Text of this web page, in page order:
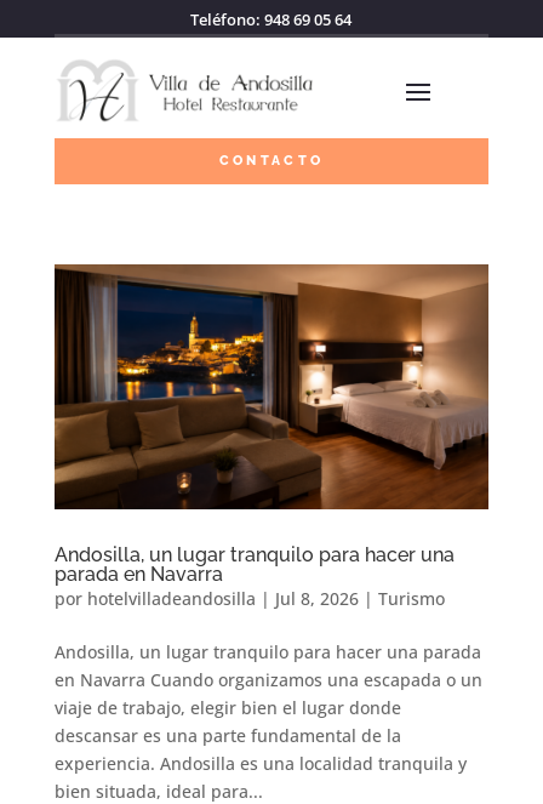
Teléfono: 948 69 05 64
CONTACTO
Andosilla, un lugar tranquilo para hacer una
parada en Navarra
por hotelvilladeandosilla | Jul 8, 2026| Turismo
Andosilla, un lugar tranquilo para hacer una parada
en Navarra Cuando organizamos una escapada o un
viaje de trabajo, elegir bien el lugar donde
descansar es una parte fundamental de la
experiencia. Andosilla es una localidad tranquila y
bien situada, ideal para...